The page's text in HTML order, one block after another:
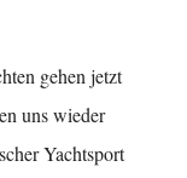
gehen jetzt
uns wieder
Yachtsport